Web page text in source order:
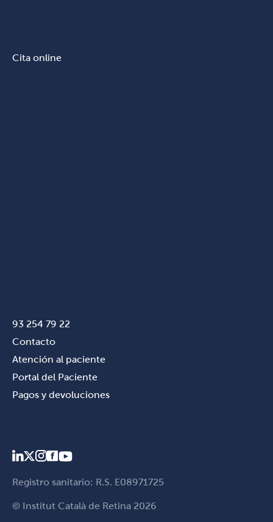
Cita online
93 254 79 22
Contacto
Atención al paciente
Portal del Paciente
Pagos y devoluciones
Registro sanitario: R.S. E08971725
© Institut Català de Retina 2026